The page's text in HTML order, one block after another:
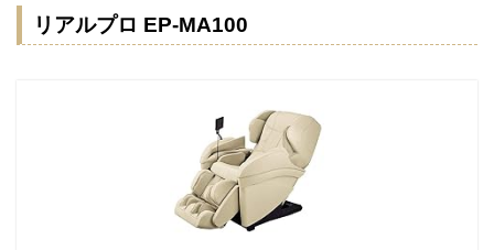
リアルプロ EP-MA100